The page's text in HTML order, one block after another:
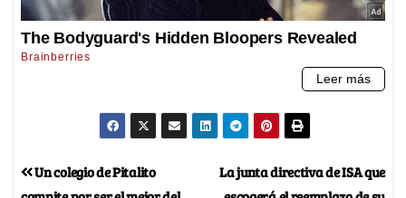
La junta directiva de ISA que
Un colegio de Pitalito